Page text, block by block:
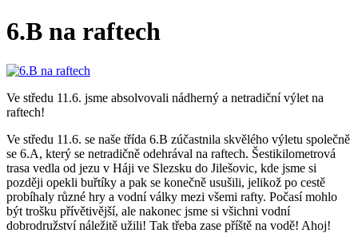
6.B na raftech
Ve středu 11.6. jsme absolvovali nádherný a netradiční výlet na
raftech!
Ve středu 11.6. se naše třída 6.B zúčastnila skvělého výletu společně
se 6.A, který se netradičně odehrával na raftech. Šestikilometrová
trasa vedla od jezu v Háji ve Slezsku do Jilešovic, kde jsme si
později opekli buřtíky a pak se konečně usušili, jelikož po cestě
probíhaly různé hry a vodní války mezi všemi rafty. Počasí mohlo
být trošku přívětivější, ale nakonec jsme si všichni vodní
dobrodružství náležitě užili! Tak třeba zase příště na vodě! Ahoj!